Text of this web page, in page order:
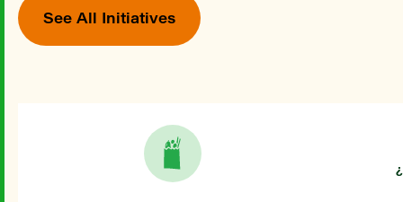
See All Initiatives